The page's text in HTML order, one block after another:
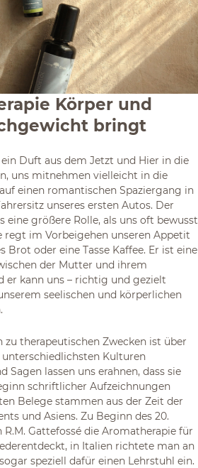
Körper und
bringt
Duft aus dem Jetzt und Hier in die
uns mitnehmen vielleicht in die
einen romantischen Spaziergang in
unseres ersten Autos. Der
eine größere Rolle, als uns oft bewusst
regt im Vorbeigehen unseren Appetit
Brot oder eine Tasse Kaffee. Er ist eine
der Mutter und ihrem
er kann uns – richtig und gezielt
seelischen und körperlichen
therapeutischen Zwecken ist über
Kulturen
Sagen lassen uns erahnen, dass sie
schriftlicher Aufzeichnungen
Belege stammen aus der Zeit der
und Asiens. Zu Beginn des 20.
Gattefossé die Aromatherapie für
in Italien richtete man an
speziell dafür einen Lehrstuhl ein.